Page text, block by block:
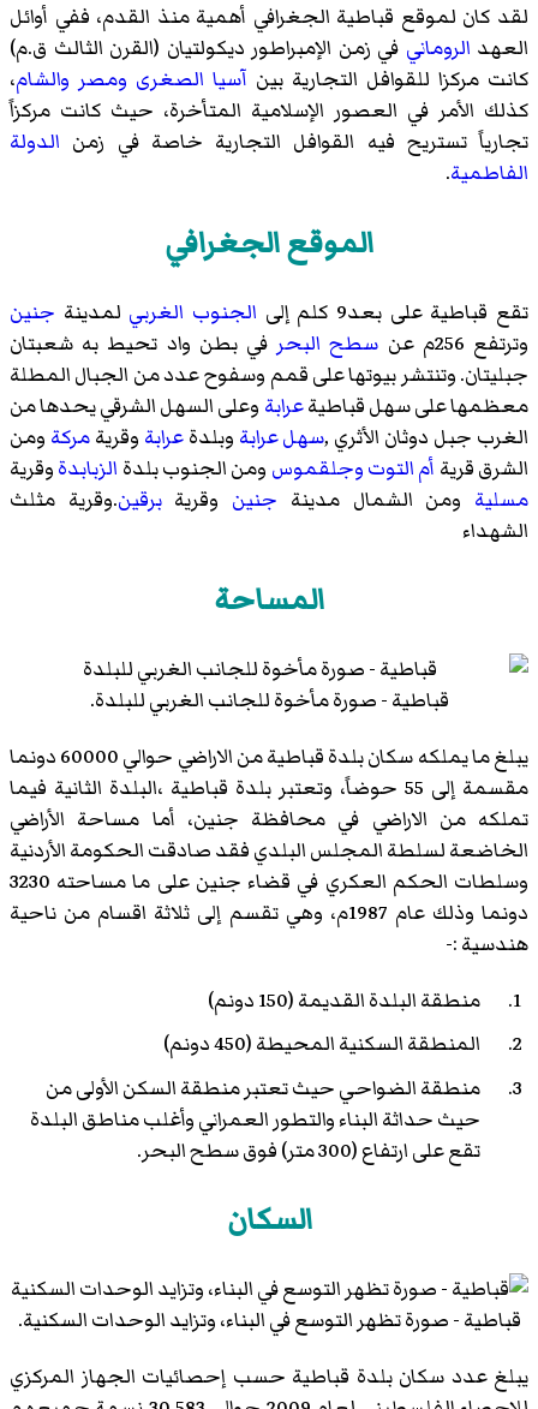
لقد كان لموقع قباطية الجغرافي أهمية منذ القدم، ففي أوائل
العهد الروماني في زمن الإمبراطور ديكولتيان (القرن الثالث ق.م)
كانت مركزا للقوافل التجارية بين آسيا الصغرى ومصر والشام،
كذلك الأمر في العصور الإسلامية المتأخرة، حيث كانت مركزاً
تجارياً تستريح فيه القوافل التجارية خاصة في زمن الدولة
الفاطمية.
الموقع الجغرافي
تقع قباطية على بعد9 كلم إلى الجنوب الغربي لمدينة جنين
وترتفع 256م عن
سطح البحر في بطن واد تحيط به شعبتان
جبليتان. وتنتشر بيوتها على قمم وسفوح عدد من الجبال المطلة
معظمها على سهل قباطيةعرابة وعلى السهل الشرقي يحدها من
الغرب جبل دوثان الأثري ,سهل عرابة وبلدةعرابة وقريةمركة ومن
الشرق قرية أم التوتوجلقموس ومن الجنوب بلدة الزبابدةوقرية
مسلية ومن الشمال مدينة جنين وقريةبرقين.وقرية مثلث
الشهداء
المساحة
قباطية - صورة مأخوة للجانب الغربي للبلدة.
يبلغ ما يملكه سكان بلدة قباطية من الاراضي حوالي 60000 دونما
مقسمة إلى 55 حوضاً، وتعتبر بلدة قباطية ،البلدة الثانية فيما
تملكه من الاراضي في محافظة جنين، أما مساحة الأراضي
الخاضعة لسلطة المجلس البلدي فقد صادقت الحكومة الأردنية
وسلطات الحكم العكري في قضاء جنين على ما مساحته 3230
دونما وذلك عام 1987م، وهي تقسم إلى ثلاثة اقسام من ناحية
هندسية :-
منطقة البلدة القديمة (150 دونم)
المنطقة السكنية المحيطة (450 دونم)
منطقة الضواحي حيث تعتبر منطقة السكن الأولى من
حيث حداثة البناء والتطور العمراني وأغلب مناطق البلدة
تقع على ارتفاع (300 متر) فوق سطح البحر.
السكان
قباطية - صورة تظهر التوسع في البناء، وتزايد الوحدات السكنية.
يبلغ عدد سكان بلدة قباطية حسب إحصائيات الجهاز المركزي